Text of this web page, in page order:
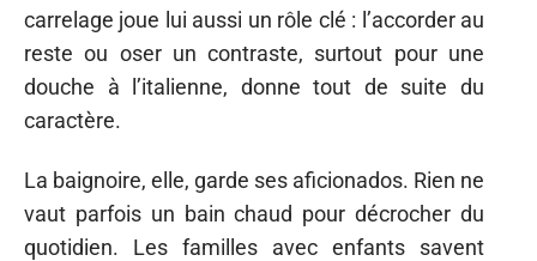
carrelage joue lui aussi un rôle clé : l’accorder au
reste ou oser un contraste, surtout pour une
douche à l’italienne, donne tout de suite du
caractère.
La baignoire, elle, garde ses aficionados. Rien ne
vaut parfois un bain chaud pour décrocher du
quotidien. Les familles avec enfants savent